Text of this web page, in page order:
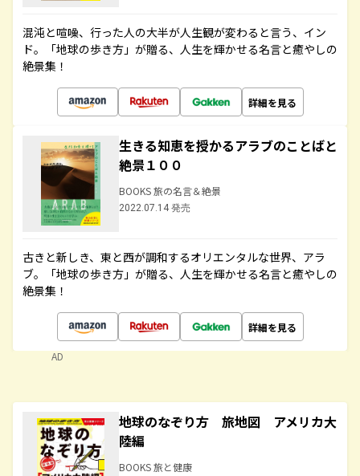
混沌と喧噪、行った人の大半が人生観が変わると言う、イン
ド。「地球の歩き方」が贈る、人生を輝かせる名言と癒やしの
絶景集！
詳細を見る
生きる知恵を授かるアラブのことばと
絶景１００
BOOKS 旅の名言＆絶景
2022.07.14 発売
古きと新しき、東と西が調和するオリエンタルな世界、アラ
ブ。「地球の歩き方」が贈る、人生を輝かせる名言と癒やしの
絶景集！
詳細を見る
AD
地球のなぞり方 旅地図 アメリカ大
陸編
BOOKS 旅と健康